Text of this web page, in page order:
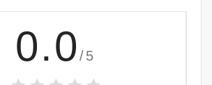
0.0 /5